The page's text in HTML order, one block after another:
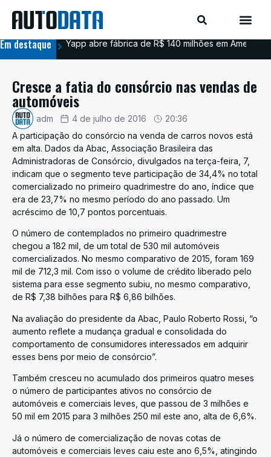
Em destaque Yapp abre fábrica de R$ 140 milhões em
Cresce a fatia do consórcio nas vendas de
automóveis
adm 4 de julho de 2016
20:36
A participação do consórcio na venda de carros novos está
em alta. Dados da Abac, Associação Brasileira das
Administradoras de Consórcio, divulgados na terça-feira, 7,
indicam que o segmento teve participação de 34,4% no total
comercializado no primeiro quadrimestre do ano, índice que
era de 23,7% no mesmo período do ano passado. Um
acréscimo de 10,7 pontos porcentuais.
O número de contemplados no primeiro quadrimestre
chegou a 182 mil, de um total de 530 mil automóveis
comercializados. No mesmo comparativo de 2015, foram 169
mil de 712,3 mil. Com isso o volume de crédito liberado pelo
sistema para esse segmento subiu, no mesmo comparativo,
de R$ 7,38 bilhões para R$ 6,86 bilhões.
Na avaliação do presidente da Abac, Paulo Roberto Rossi, “o
aumento reflete a mudança gradual e consolidada do
comportamento de consumidores interessados em adquirir
esses bens por meio de consórcio”.
Também cresceu no acumulado dos primeiros quatro meses
o número de participantes ativos no consórcio de
automóveis e comerciais leves, que passou de 3 milhões e
50 mil em 2015 para 3 milhões 250 mil este ano, alta de 6,6%.
Já o número de comercialização de novas cotas de
automóveis e comerciais leves caiu este ano 6,5%, atingindo